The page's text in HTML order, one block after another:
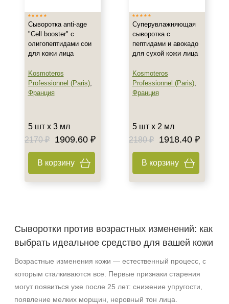
Показать еще
Действие
Моделирование
Обновление
Назначение против
Возрастные изменения
Показать еще
Результат
Сыворотка anti-age
"Cell booster" с
олигопептидами сои
для кожи лица
Kosmoteros
Professionnel (Paris),
Франция
5 шт х 3 мл
2170 ₽
1909.60 ₽
В корзину
Суперувлажняющая
сыворотка с
пептидами и авокадо
для сухой кожи лица
Kosmoteros
Professionnel (Paris),
Франция
5 шт х 2 мл
2180 ₽
1918.40 ₽
В корзину
Сыворотки против возрастных изменений: как
выбрать идеальное средство для вашей кожи
Возрастные изменения кожи — естественный процесс, с
которым сталкиваются все. Первые признаки старения
могут появиться уже после 25 лет: снижение упругости,
появление мелких морщин, неровный тон лица.